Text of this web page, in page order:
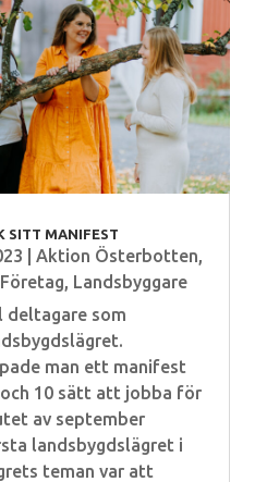
SITT MANIFEST
Aktion Österbotten,
Företag, Landsbyggare
deltagare som
man ett manifest
10 sätt att jobba för
av september
landsbygdslägret i
teman var att